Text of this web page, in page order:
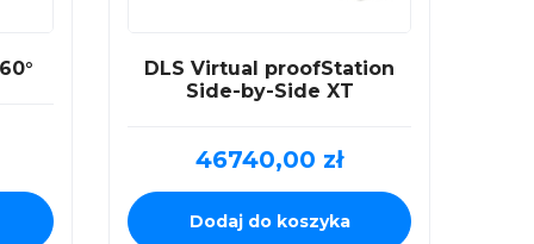
DLS Virtual proofStation
Side-by-Side XT
46740,00 zł
Dodaj do koszyka